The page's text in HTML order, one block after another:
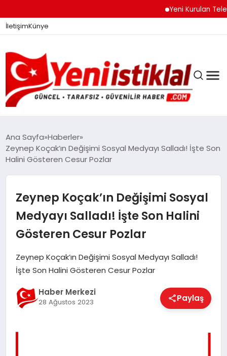
Yeni Kurulan
İletişimKünye
GÜNDEM
DÜNYA
EĞITIM
EKONOMI
Ana Sayfa Haberler
Zeynep Koçak’ın Değişimi Sosyal Medyayı Salladı! İşte Son
Halini Gösteren Cesur Pozlar
Zeynep Koçak’ın Değişimi Sosyal
Medyayı Salladı! İşte Son Halini
Gösteren Cesur Pozlar
Zeynep Koçak’ın Değişimi Sosyal Medyayı Salladı!
İşte Son Halini Gösteren Cesur Pozlar
Haber Merkezi
28 Ağustos 2023 Paylaş